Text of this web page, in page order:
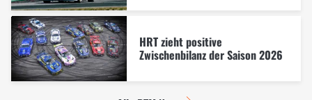
HRT zieht positive
Zwischenbilanz der Saison 2026